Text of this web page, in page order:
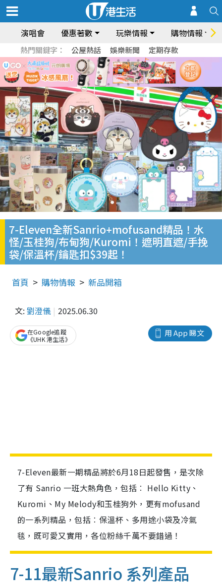
演唱會 優惠著數 玩樂情報 購物情報
熱門關鍵字： 公屋熱話 娛樂新聞 定期存款
7-Eleven全新Sanrio+mofusand精品！水
怪/玉桂狗/布甸狗/Kuromi！遮明直遮/手挽
袋/保溫杯/鑰匙扣$39起！
首頁 購物情報 新品開箱
文: 劉澄儀 2025.06.30
用 App 睇文
在Google追蹤
《UHK 港生活》
7-Eleven最新一期精品將於6月18日起發售，是次除
了有 Sanrio 一班大熱角色，包括︰ Hello Kitty、
Kuromi、My Melody和玉桂狗外，更有mofusand
的一系列精品，包括︰保溫杯、多用途小袋及冷氣
毯，既可愛又實用，各位粉絲千萬不要錯過！
7-11最新Sanrio 系列產品